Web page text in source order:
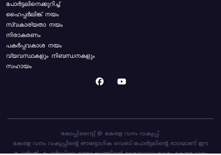
പോര്‍ട്ടലിനെക്കുറിച്ച്
ഹൈപ്പർലിങ്ക് നയം
സ്വകാര്യതാ നയം
നിരാകരണം
പകർപ്പവകാശ നയം
വ്യവസ്ഥകളും നിബന്ധനകളും
സഹായം
കോപ്പിറൈറ്റ് @ കേരള വനം വകുപ്പ്.
കേരള വനം വകുപ്പിന്റെ ഔദ്യോഗിക വെബ്-പോർട്ടലിന്റെ ഭാഗമാണ് ഈ
പോർട്ടൽ. പോർട്ടലിലെ ഉള്ളടക്കത്തിന്റെ ഉടമസ്ഥാവകാശം കേരള വനം